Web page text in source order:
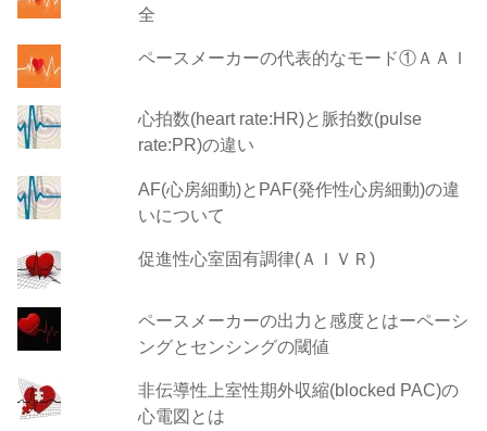
全
ペースメーカーの代表的なモード①ＡＡＩ
心拍数(heart rate:HR)と脈拍数(pulse
rate:PR)の違い
AF(心房細動)とPAF(発作性心房細動)の違
いについて
促進性心室固有調律(ＡＩＶＲ)
ペースメーカーの出力と感度とはーペーシ
ングとセンシングの閾値
非伝導性上室性期外収縮(blocked PAC)の
心電図とは